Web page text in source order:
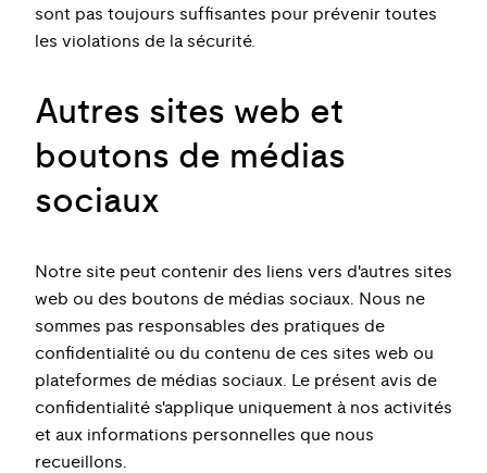
sont pas toujours suffisantes pour prévenir toutes
les violations de la sécurité.
Autres sites web et
boutons de médias
sociaux
Notre site peut contenir des liens vers d'autres sites
web ou des boutons de médias sociaux. Nous ne
sommes pas responsables des pratiques de
confidentialité ou du contenu de ces sites web ou
plateformes de médias sociaux. Le présent avis de
confidentialité s'applique uniquement à nos activités
et aux informations personnelles que nous
recueillons.